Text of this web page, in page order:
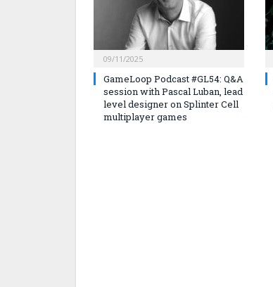
09/11/2025
GameLoop Podcast #GL54: Q&A
session with Pascal Luban, lead
level designer on Splinter Cell
multiplayer games